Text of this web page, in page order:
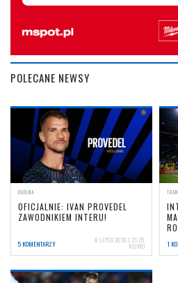
POLECANE NEWSY
OGÓLNA
OFICJALNIE: IVAN PROVEDEL
ZAWODNIKIEM INTERU!
5 KOMENTARZY 8 LIPCA 2026 | 21:29
KEJMO 1